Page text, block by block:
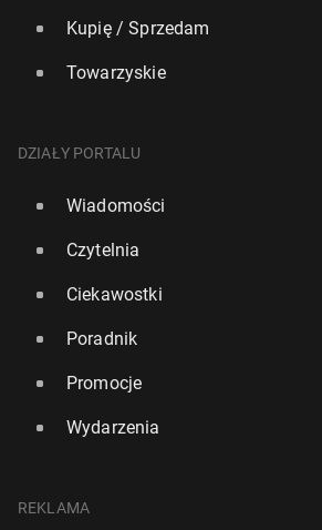
Kupię / Sprzedam
Towarzyskie
DZIAŁY PORTALU
Wiadomości
Czytelnia
Ciekawostki
Poradnik
Promocje
Wydarzenia
REKLAMA